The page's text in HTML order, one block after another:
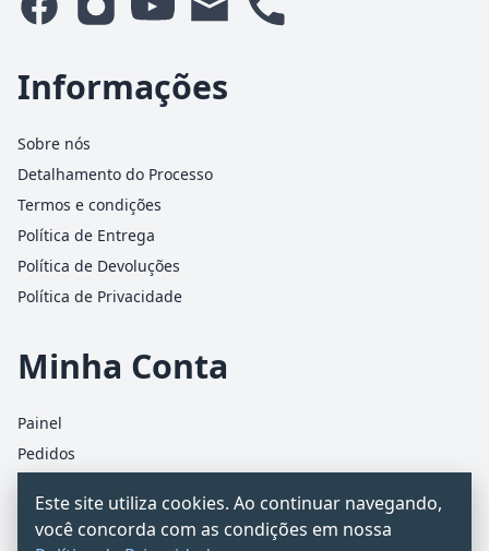
Informações
Sobre nós
Detalhamento do Processo
Termos e condições
Política de Entrega
Política de Devoluções
Política de Privacidade
Minha Conta
Painel
Pedidos
Carrinho
Este site utiliza cookies. Ao continuar navegando,
você concorda com as condições em nossa